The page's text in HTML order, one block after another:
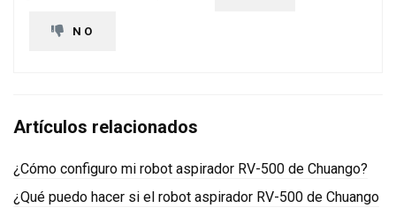
NO
Artículos relacionados
¿Cómo configuro mi robot aspirador RV-500 de Chuango?
¿Qué puedo hacer si el robot aspirador RV-500 de Chuango